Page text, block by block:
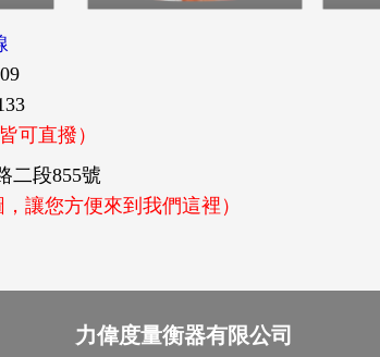
可直撥）
二段855號
讓您方便來到我們這裡）
力偉度量衡器有限公司